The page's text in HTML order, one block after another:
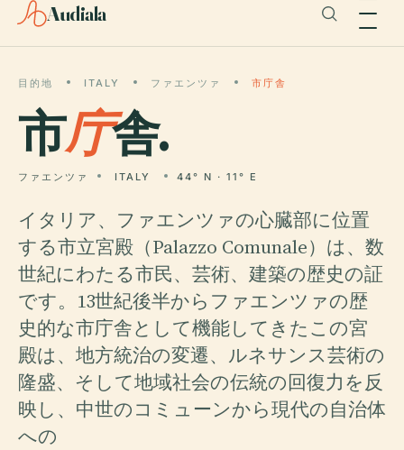
Audiala
目的地 ITALY ファエンツァ 市庁舎
市庁舎.
ファエンツァ ITALY 44° N · 11° E
イタリア、ファエンツァの心臓部に位置
する市立宮殿（Palazzo Comunale）は、数
世紀にわたる市民、芸術、建築の歴史の証
です。13世紀後半からファエンツァの歴
史的な市庁舎として機能してきたこの宮
殿は、地方統治の変遷、ルネサンス芸術の
隆盛、そして地域社会の伝統の回復力を反
映し、中世のコミューンから現代の自治体
への